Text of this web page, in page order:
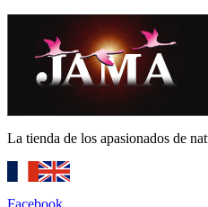
La tienda de los apasionados de
Facebook